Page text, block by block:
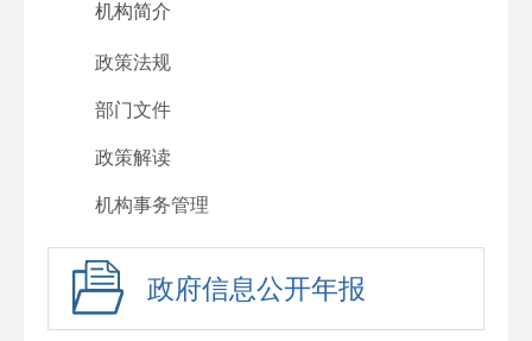
机构简介
政策法规
部门文件
政策解读
机构事务管理
政府信息公开年报